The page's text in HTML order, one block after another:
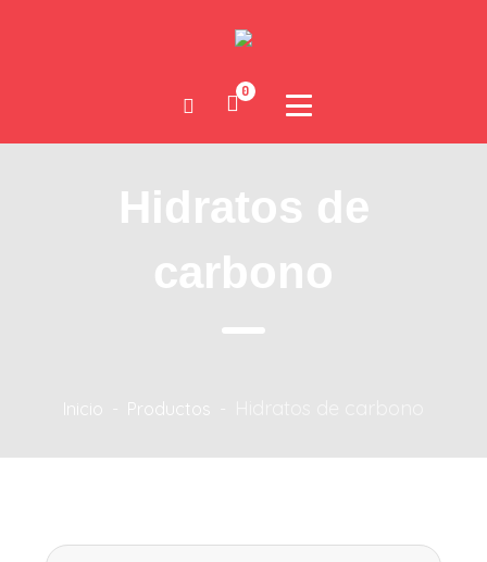
0
Hidratos de
carbono
Inicio Productos